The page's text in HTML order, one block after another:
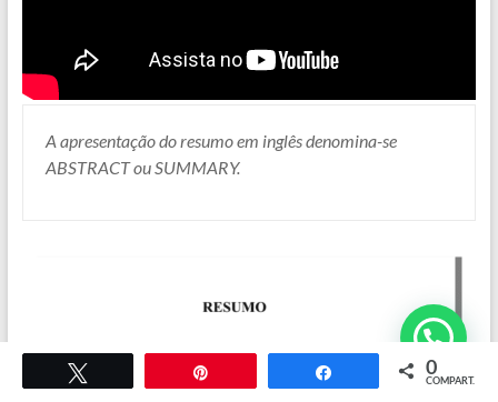
A apresentação do resumo em inglês denomina-se
ABSTRACT ou SUMMARY.
0
COMPART.